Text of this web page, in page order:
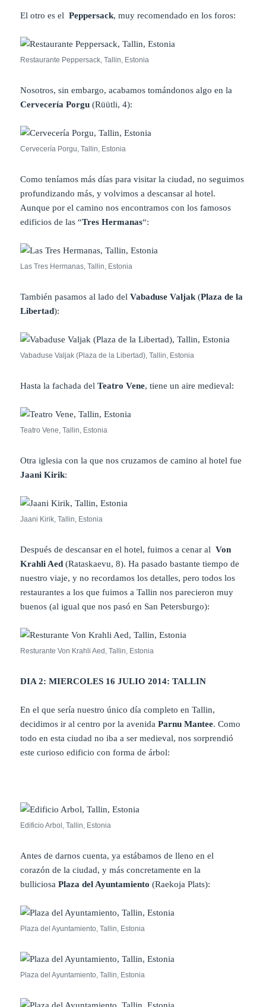
El otro es el Peppersack, muy recomendado en los foros:
Restaurante Peppersack, Tallin, Estonia
Nosotros, sin embargo, acabamos tomándonos algo en la
Cervecería Porgu(Rüütli, 4):
Cervecería Porgu, Tallin, Estonia
Como teníamos más días para visitar la ciudad, no seguimos
profundizando más, y volvimos a descansar al hotel.
Aunque por el camino nos encontramos con los famosos
edificios de las “Tres Hermanas“:
Las Tres Hermanas, Tallin, Estonia
También pasamos al lado delVabaduse Valjak (Plaza de la
Libertad):
Vabaduse Valjak (Plaza de la Libertad), Tallin, Estonia
Hasta la fachada delTeatro Vene, tiene un aire medieval:
Teatro Vene, Tallin, Estonia
Otra iglesia con la que nos cruzamos de camino al hotel fue
Jaani Kirik:
Jaani Kirik, Tallin, Estonia
Después de descansar en el hotel, fuimos a cenar al Von
Krahli Aed (Rataskaevu, 8). Ha pasado bastante tiempo de
nuestro viaje, y no recordamos los detalles, pero todos los
restaurantes a los que fuimos a Tallin nos parecieron muy
buenos (al igual que nos pasó en San Petersburgo):
Resturante Von Krahli Aed, Tallin, Estonia
DIA 2: MIERCOLES 16 JULIO 2014: TALLIN
En el que sería nuestro único día completo en Tallin,
decidimos ir al centro por la avenidaParnu Mantee. Como
todo en esta ciudad no iba a ser medieval, nos sorprendió
este curioso edificio con forma de árbol:
Edificio Arbol, Tallin, Estonia
Antes de darnos cuenta, ya estábamos de lleno en el
corazón de la ciudad, y más concretamente en la
bulliciosa Plaza del Ayuntamiento(Raekoja Plats):
Plaza del Ayuntamiento, Tallin, Estonia
Plaza del Ayuntamiento, Tallin, Estonia